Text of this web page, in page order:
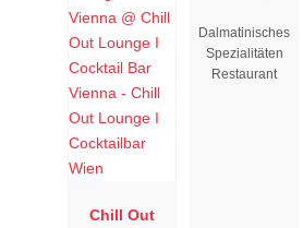
Chill Out
Dalmatinisches
Spezialitäten
Restaurant